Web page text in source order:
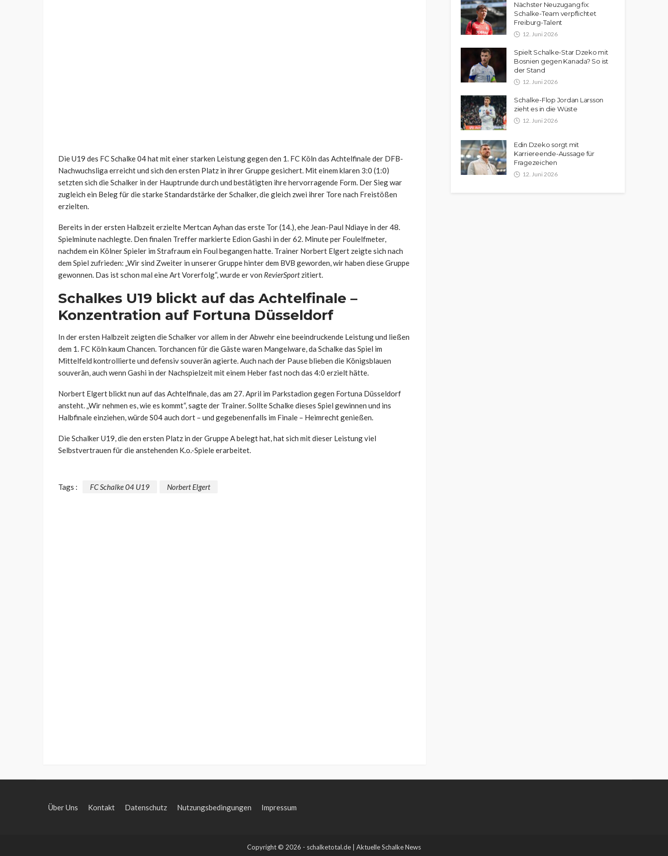
Die U19 des FC Schalke 04 hat mit einer starken Leistung gegen den 1. FC Köln das Achtelfinale der DFB-
Nachwuchsliga erreicht und sich den ersten Platz in ihrer Gruppe gesichert. Mit einem klaren 3:0 (1:0)
setzten sich die Schalker in der Hauptrunde durch und bestätigten ihre hervorragende Form. Der Sieg war
zugleich ein Beleg für die starke Standardstärke der Schalker, die gleich zwei ihrer Tore nach Freistößen
erzielten.
Bereits in der ersten Halbzeit erzielte Mertcan Ayhan das erste Tor (14.), ehe Jean-Paul Ndiaye in der 48.
Spielminute nachlegte. Den finalen Treffer markierte Edion Gashi in der 62. Minute per Foulelfmeter,
nachdem ein Kölner Spieler im Strafraum ein Foul begangen hatte. Trainer Norbert Elgert zeigte sich nach
dem Spiel zufrieden: „Wir sind Zweiter in unserer Gruppe hinter dem BVB geworden, wir haben diese Gruppe
gewonnen. Das ist schon mal eine Art Vorerfolg“, wurde er von RevierSportzitiert.
Schalkes U19 blickt auf das Achtelfinale –
Konzentration auf Fortuna Düsseldorf
In der ersten Halbzeit zeigten die Schalker vor allem in der Abwehr eine beeindruckende Leistung und ließen
dem 1. FC Köln kaum Chancen. Torchancen für die Gäste waren Mangelware, da Schalke das Spiel im
Mittelfeld kontrollierte und defensiv souverän agierte. Auch nach der Pause blieben die Königsblauen
souverän, auch wenn Gashi in der Nachspielzeit mit einem Heber fast noch das 4:0 erzielt hätte.
Norbert Elgert blickt nun auf das Achtelfinale, das am 27. April im Parkstadion gegen Fortuna Düsseldorf
ansteht. „Wir nehmen es, wie es kommt“, sagte der Trainer. Sollte Schalke dieses Spiel gewinnen und ins
Halbfinale einziehen, würde S04 auch dort – und gegebenenfalls im Finale – Heimrecht genießen.
Die Schalker U19, die den ersten Platz in der Gruppe A belegt hat, hat sich mit dieser Leistung viel
Selbstvertrauen für die anstehenden K.o.-Spiele erarbeitet.
Tags : FC Schalke 04 U19 Norbert Elgert
Nächster Neuzugang fix:
Schalke-Team verpflichtet
Freiburg-Talent
12. Juni 2026
Spielt Schalke-Star Dzeko mit
Bosnien gegen Kanada? So ist
der Stand
12. Juni 2026
Schalke-Flop Jordan Larsson
zieht es in die Wüste
12. Juni 2026
Edin Dzeko sorgt mit
Karriereende-Aussage für
Fragezeichen
12. Juni 2026
Über Uns Kontakt Datenschutz Nutzungsbedingungen Impressum
Copyright © 2026 - schalketotal.de | Aktuelle Schalke News